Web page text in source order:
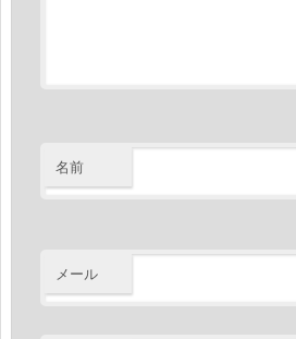
名前
メール